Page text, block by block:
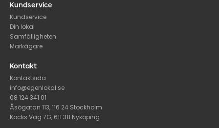
Kundservice
Kundservice
Din lokal
Samfälligheten
Markägare
Kontakt
Kontaktsida
info@egenlokal.se
08 124 341 01
Åsögatan 113, 116 24 Stockholm
Kocks Väg 7G, 611 38 Nyköping